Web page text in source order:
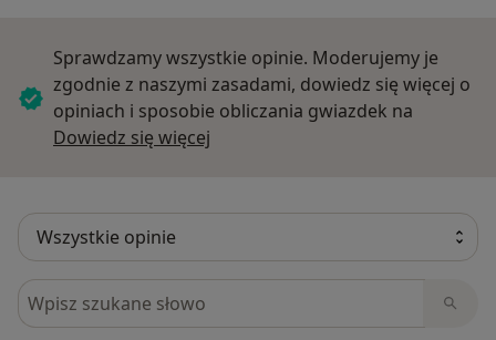
Sprawdzamy wszystkie opinie. Moderujemy je
zgodnie z naszymi zasadami, dowiedz się więcej o
opiniach i sposobie obliczania gwiazdek na
Dowiedz się więcej
Szukaj w opiniach